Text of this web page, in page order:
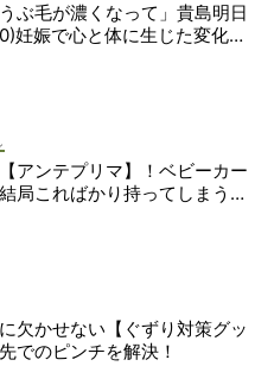
うぶ毛が濃くなって」貴島明日
妊娠で心と体に生じた変化も
す」
アンテプリマ】！ベビーカー
局こればかり持ってしまう」
欠かせない【ぐずり対策グッ
でのピンチを解決！